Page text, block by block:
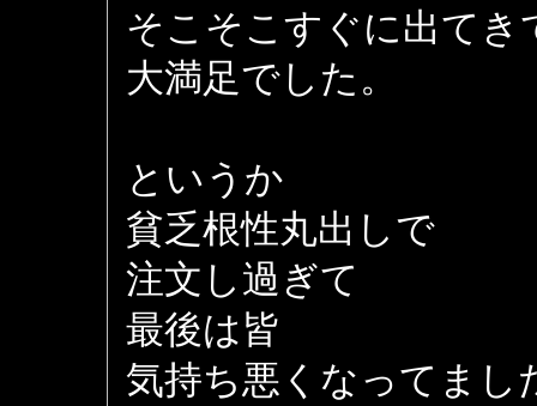
そこそこすぐに出てき
大満足でした。
というか
貧乏根性丸出しで
注文し過ぎて
最後は皆
気持ち悪くなってまし